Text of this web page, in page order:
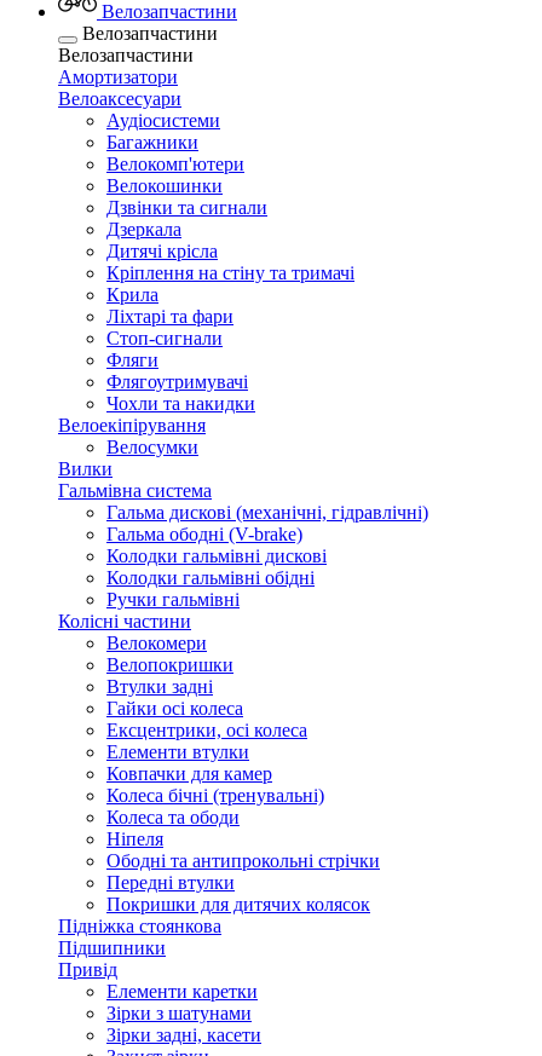
Велозапчастини
Велозапчастини
Велозапчастини
Амортизатори
Велоаксесуари
Аудіосистеми
Багажники
Велокомп'ютери
Велокошинки
Дзвінки та сигнали
Дзеркала
Дитячі крісла
Кріплення на стіну та тримачі
Крила
Ліхтарі та фари
Стоп-сигнали
Фляги
Флягоутримувачі
Чохли та накидки
Велоекіпірування
Велосумки
Вилки
Гальмівна система
Гальма дискові (механічні, гідравлічні)
Гальма ободні (V-brake)
Колодки гальмівні дискові
Колодки гальмівні обідні
Ручки гальмівні
Колісні частини
Велокомери
Велопокришки
Втулки задні
Гайки осі колеса
Ексцентрики, осі колеса
Елементи втулки
Ковпачки для камер
Колеса бічні (тренувальні)
Колеса та ободи
Ніпеля
Ободні та антипрокольні стрічки
Передні втулки
Покришки для дитячих колясок
Підніжка стоянкова
Підшипники
Привід
Елементи каретки
Зірки з шатунами
Зірки задні, касети